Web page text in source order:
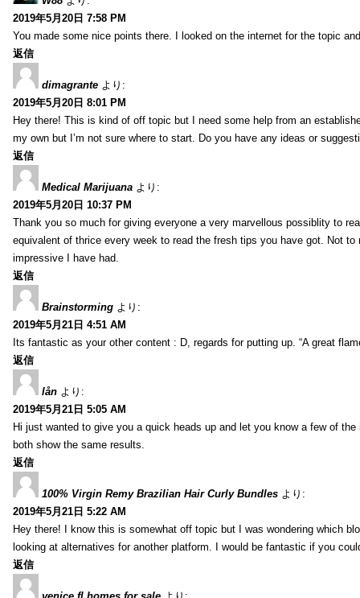
2019年5月20日 7:58 PM
You made some nice points there. I looked on the internet for the topic
返信
dimagrante より:
2019年5月20日 8:01 PM
Hey there! This is kind of off topic but I need some help from an
my own but I’m not sure where to start. Do you have any ideas or
返信
Medical Marijuana より:
2019年5月20日 10:37 PM
Thank you so much for giving everyone a very marvellous possiblity to
equivalent of thrice every week to read the fresh tips you have got. Not
impressive I have had.
返信
Brainstorming より:
2019年5月21日 4:51 AM
Its fantastic as your other content : D, regards for putting up. “A great
返信
lån より:
2019年5月21日 5:05 AM
Hi just wanted to give you a quick heads up and let you know a few of
both show the same results.
返信
100% Virgin Remy Brazilian Hair Curly Bundles より:
2019年5月21日 5:22 AM
Hey there! I know this is somewhat off topic but I was wondering which
looking at alternatives for another platform. I would be fantastic if you
返信
venice fl homes for sale より: